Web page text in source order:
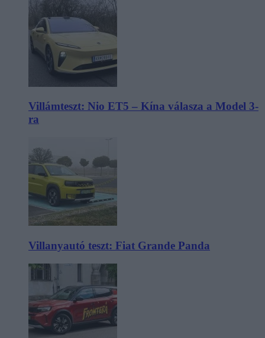
Villámteszt: Nio ET5 – Kína válasza a Model 3-
ra
Villanyautó teszt: Fiat Grande Panda